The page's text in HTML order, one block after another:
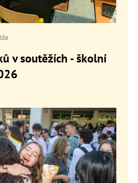
v soutěžích - školní